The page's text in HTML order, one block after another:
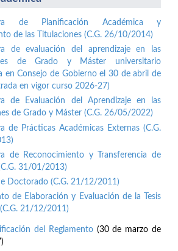
de Planificación Académica y
de las Titulaciones (C.G. 26/10/2014)
de evaluación del aprendizaje en las
de Grado y Máster universitario
en Consejo de Gobierno el 30 de abril de
en vigor curso 2026-27)
de Evaluación del Aprendizaje en las
de Grado y Máster (C.G. 26/05/2022)
de Prácticas Académicas Externas (C.G.
de Reconocimiento y Transferencia de
31/01/2013)
Doctorado (C.G. 21/12/2011)
de Elaboración y Evaluación de la Tesis
21/12/2011)
del Reglamento(30 de marzo de